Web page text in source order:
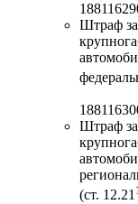
Штраф
Штраф
(ст. 12.21